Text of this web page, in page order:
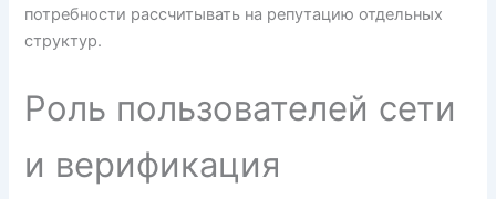
потребности рассчитывать на репутацию отдельных
структур.
Роль пользователей сети
и верификация